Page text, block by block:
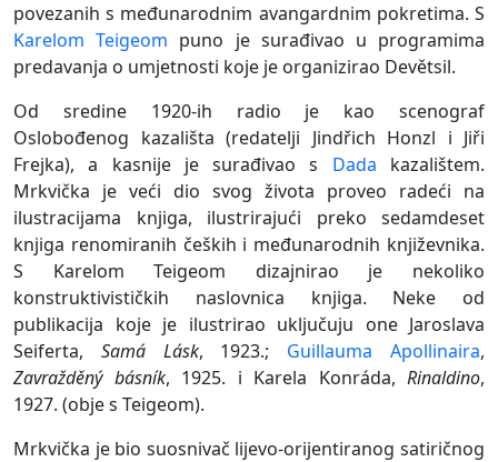
povezanih s međunarodnim avangardnim pokretima. S
Karelom Teigeom puno je surađivao u programima
predavanja o umjetnosti koje je organizirao Devětsil.
Od sredine 1920-ih radio je kao scenograf
Oslobođenog kazališta (redatelji Jindřich Honzl i Jiři
Frejka), a kasnije je surađivao s Dada kazalištem.
Mrkvička je veći dio svog života proveo radeći na
ilustracijama knjiga, ilustrirajući preko sedamdeset
knjiga renomiranih čeških i međunarodnih književnika.
S Karelom Teigeom dizajnirao je nekoliko
konstruktivističkih naslovnica knjiga. Neke od
publikacija koje je ilustrirao uključuju one Jaroslava
Seiferta, Samá Lásk, 1923.; Guillauma Apollinaira,
Zavražděný básník, 1925. i Karela Konráda, Rinaldino,
1927. (obje s Teigeom).
Mrkvička je bio suosnivač lijevo-orijentiranog satiričnog